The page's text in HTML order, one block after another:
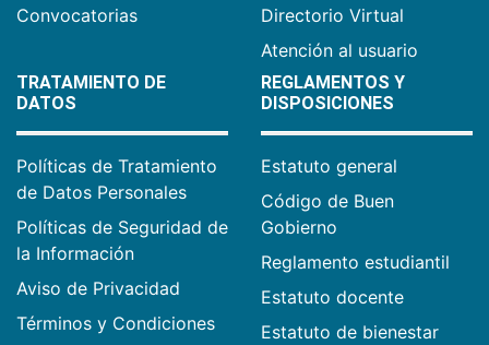
Convocatorias
Directorio Virtual
Atención al usuario
TRATAMIENTO DE
DATOS
Políticas de Tratamiento
de Datos Personales
Políticas de Seguridad de
la Información
Aviso de Privacidad
Términos y Condiciones
REGLAMENTOS Y
DISPOSICIONES
Estatuto general
Código de Buen
Gobierno
Reglamento estudiantil
Estatuto docente
Estatuto de bienestar